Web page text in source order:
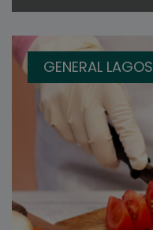
GENERAL LAGOS